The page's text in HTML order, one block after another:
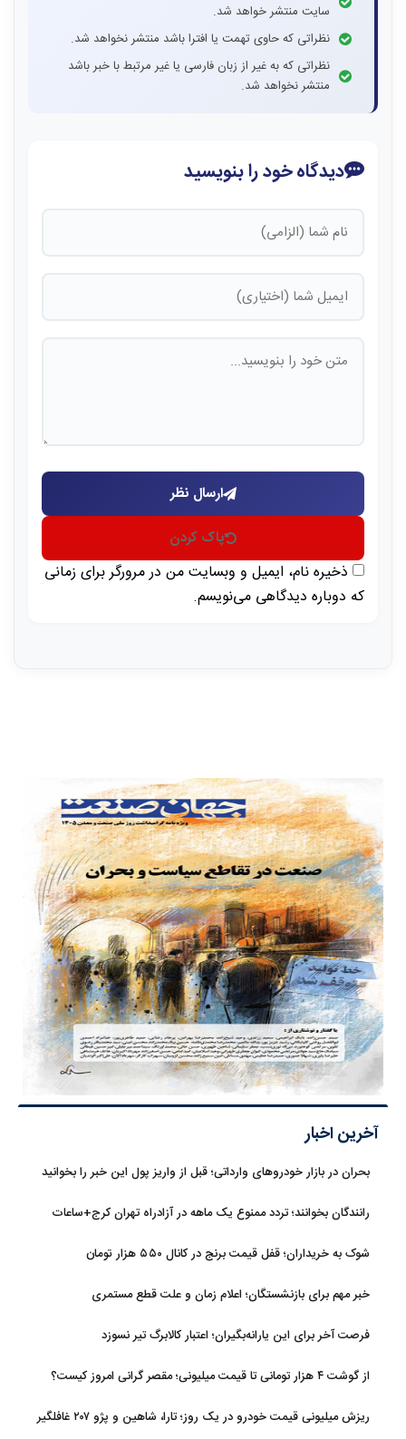
سایت منتشر خواهد شد.
نظراتی که حاوی تهمت یا افترا باشد منتشر نخواهد شد.
نظراتی که به غیر از زبان فارسی یا غیر مرتبط با خبر باشد
منتشر نخواهد شد.
دیدگاه خود را بنویسید
ارسال نظر
پاک کردن
ذخیره نام، ایمیل و وبسایت من در مرورگر برای زمانی
که دوباره دیدگاهی می‌نویسم.
آخرین اخبار
بحران در بازار خودروهای وارداتی؛ قبل از واریز پول این خبر را بخوانید
رانندگان بخوانند؛ تردد ممنوع یک ماهه در آزادراه تهران کرج+ساعات
شوک به خریداران؛ قفل قیمت برنج در کانال ۵۵۰ هزار تومان
خبر مهم برای بازنشستگان؛ اعلام زمان و علت قطع مستمری
فرصت آخر برای این یارانه‌بگیران؛ اعتبار کالابرگ تیر نسوزد
از گوشت ۴ هزار تومانی تا قیمت میلیونی؛ مقصر گرانی امروز کیست؟
ریزش میلیونی قیمت خودرو در یک روز؛ تارا، شاهین و پژو ۲۰۷ غافلگیر